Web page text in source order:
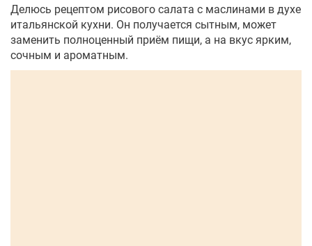
Делюсь рецептом рисового салата с маслинами в духе
итальянской кухни. Он получается сытным, может
заменить полноценный приём пищи, а на вкус ярким,
сочным и ароматным.